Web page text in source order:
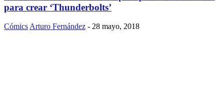
para crear ‘Thunderbolts’
Cómics Arturo Fernández - 28 mayo, 2018